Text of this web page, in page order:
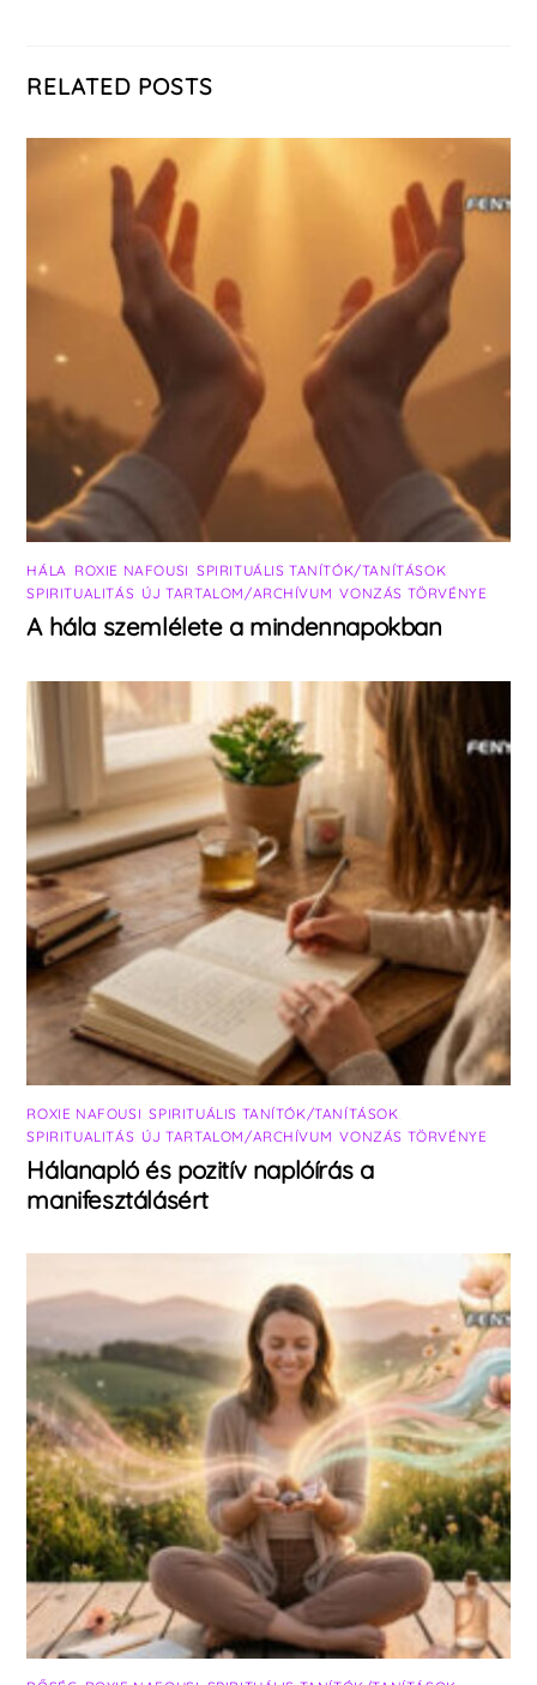
RELATED POSTS
HÁLA ROXIE NAFOUSI SPIRITUÁLIS TANÍTÓK/TANÍTÁSOK
SPIRITUALITÁS ÚJ TARTALOM/ARCHÍVUM ,VONZÁS TÖRVÉNYE
A hála szemlélete a mindennapokban
ROXIE NAFOUSI ,SPIRITUÁLIS TANÍTÓK/TANÍTÁSOK
SPIRITUALITÁS ÚJ TARTALOM/ARCHÍVUM ,VONZÁS TÖRVÉNYE
Hálanapló és pozitív naplóírás a
manifesztálásért